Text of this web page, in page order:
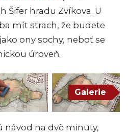
Šifer hradu Zvíkova. U
mít strach, že budete
ony sochy, neboť se
úroveň.
Galerie
návod na dvě minuty,